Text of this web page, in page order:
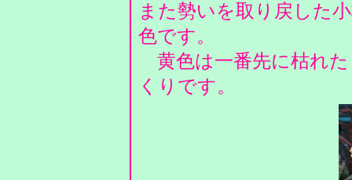
また勢いを取り戻した
色です。
黄色は一番先に枯れ
くりです。